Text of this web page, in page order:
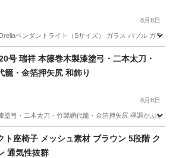
8月8日
ペンダントライト（Sサイズ） ガラス バブル ガ
照明器具
号 瑞祥 本籐巻木製漆塗弓・二本太刀・
籠・金箔押矢尻 和飾り
8月8日
塗弓・二本太刀・竹製網代籠・金箔押矢尻 欅調かぶせ
インテリア雑貨/小物
ト座椅子 メッシュ素材 ブラウン 5段階 ク
通気性抜群